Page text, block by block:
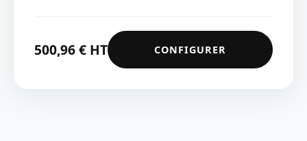
500,96€ HT CONFIGURER